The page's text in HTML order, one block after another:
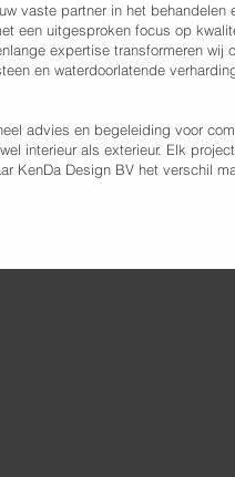
vaste partner in het behandelen
een uitgesproken focus op
expertise transformeren wij
en waterdoorlatende
advies en begeleiding voor
interieur als exterieur. Elk
KenDa Design BV het verschil